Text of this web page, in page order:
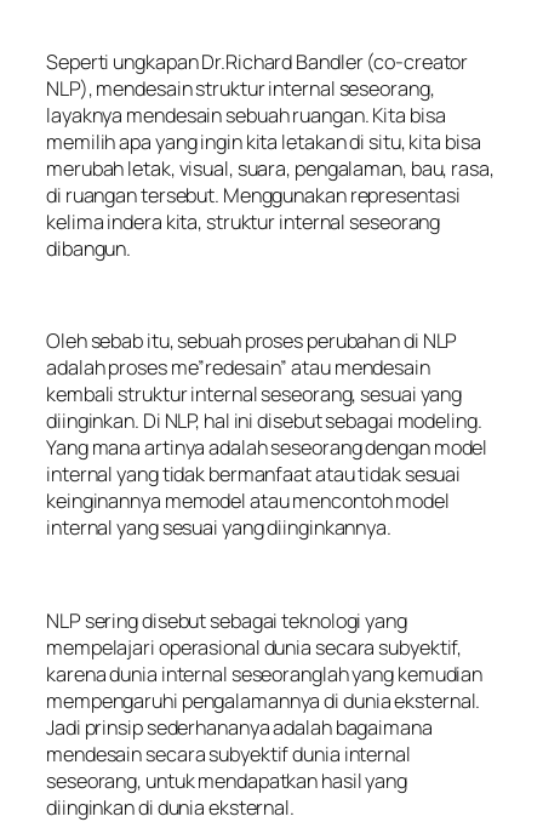
Seperti ungkapan Dr.Richard Bandler (co-creator
NLP), mendesain struktur internal seseorang,
layaknya mendesain sebuah ruangan. Kita bisa
memilih apa yang ingin kita letakan di situ, kita bisa
merubah letak, visual, suara, pengalaman, bau, rasa,
di ruangan tersebut. Menggunakan representasi
kelima indera kita, struktur internal seseorang
dibangun.
Oleh sebab itu, sebuah proses perubahan di NLP
adalah proses me”redesain” atau mendesain
kembali struktur internal seseorang, sesuai yang
diinginkan. Di NLP, hal ini disebut sebagai modeling.
Yang mana artinya adalah seseorang dengan model
internal yang tidak bermanfaat atau tidak sesuai
keinginannya memodel atau mencontoh model
internal yang sesuai yang diinginkannya.
NLP sering disebut sebagai teknologi yang
mempelajari operasional dunia secara subyektif,
karena dunia internal seseoranglah yang kemudian
mempengaruhi pengalamannya di dunia eksternal.
Jadi prinsip sederhananya adalah bagaimana
mendesain secara subyektif dunia internal
seseorang, untuk mendapatkan hasil yang
diinginkan di dunia eksternal.